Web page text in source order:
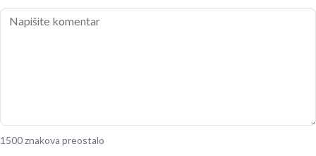
1500 znakova preostalo